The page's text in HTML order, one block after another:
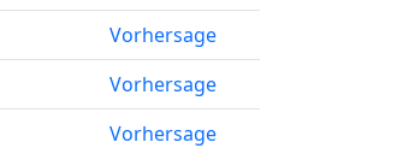
Vorhersage
Vorhersage
Vorhersage